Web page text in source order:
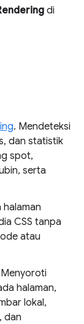
di
. Mendeteksi
dan statistik
spot,
serta
halaman
CSS tanpa
atau
halaman,
lokal,
dan